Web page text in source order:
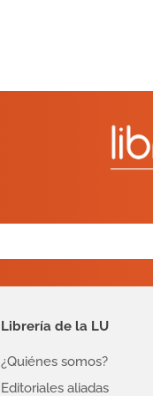
Librería de la LU
¿Quiénes somos?
Editoriales aliadas